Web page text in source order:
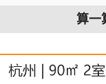
算一